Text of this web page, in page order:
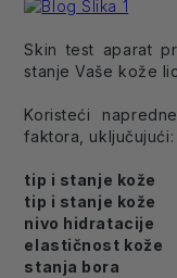
Skin test aparat
stanje Vaše kože
Koristeći
faktora, uključujući:
tip i stanje kože
tip i stanje kože
nivo hidratacije
elastičnost kože
stanja bora